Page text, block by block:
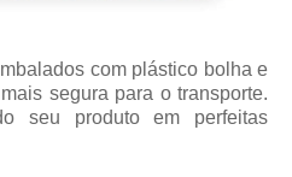
com plástico bolha e
segura para o transporte.
seu produto em perfeitas